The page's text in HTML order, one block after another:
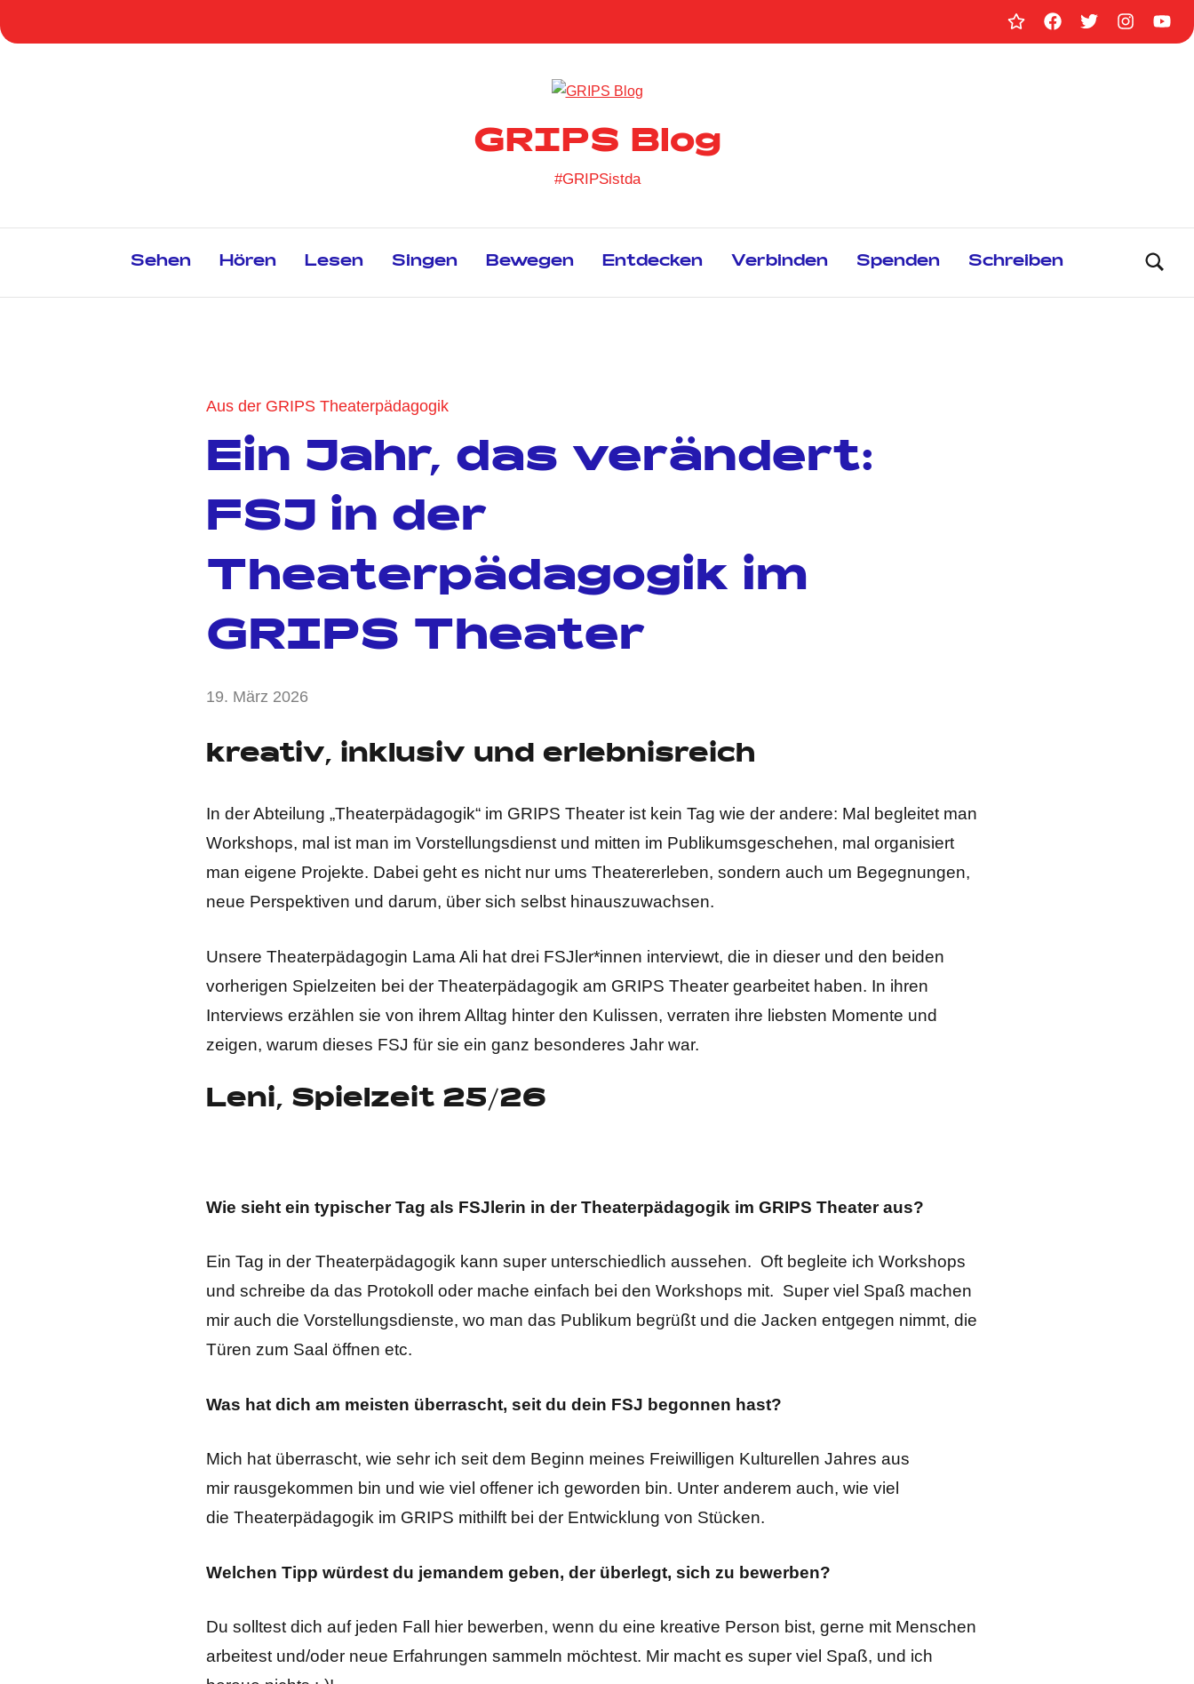
Inhalt
Homepage
GRIPS
Facebook
Twitter
GRIPS Blog
#GRIPSistda
Sehen Hören Lesen Singen Bewegen Entdecken Verbinden Spenden Schreiben
Aus der GRIPS Theaterpädagogik
Ein Jahr, das verändert:
FSJ in der
Theaterpädagogik im
GRIPS Theater
von
Ali
19. März 2026
kreativ, inklusiv und erlebnisreich
In der Abteilung „Theaterpädagogik“ im GRIPS Theater ist kein Tag wie der andere: Mal begleitet man
Workshops, mal ist man im Vorstellungsdienst und mitten im Publikumsgeschehen, mal organisiert
man eigene Projekte. Dabei geht es nicht nur ums Theatererleben, sondern auch um Begegnungen,
neue Perspektiven und darum, über sich selbst hinauszuwachsen.
Unsere Theaterpädagogin Lama Ali hat drei FSJler*innen interviewt, die in dieser und den beiden
vorherigen Spielzeiten bei der Theaterpädagogik am GRIPS Theater gearbeitet haben. In ihren
Interviews erzählen sie von ihrem Alltag hinter den Kulissen, verraten ihre liebsten Momente und
zeigen, warum dieses FSJ für sie ein ganz besonderes Jahr war.
Leni, Spielzeit 25/26
Wie sieht ein typischer Tag als FSJlerin in der Theaterpädagogik im GRIPS Theater aus?
Ein Tag in der Theaterpädagogik kann super unterschiedlich aussehen. Oft begleite ich Workshops
und schreibe da das Protokoll oder mache einfach bei den Workshops mit. Super viel Spaß machen
mir auch die Vorstellungsdienste, wo man das Publikum begrüßt und die Jacken entgegen nimmt, die
Türen zum Saal öffnen etc.
Was hat dich am meisten überrascht, seit du dein FSJ begonnen hast?
Mich hat überrascht, wie sehr ich seit dem Beginn meines Freiwilligen Kulturellen Jahres aus
mir rausgekommen bin und wie viel offener ich geworden bin. Unter anderem auch, wie viel
die Theaterpädagogik im GRIPS mithilft bei der Entwicklung von Stücken.
Welchen Tipp würdest du jemandem geben, der überlegt, sich zu bewerben?
Du solltest dich auf jeden Fall hier bewerben, wenn du eine kreative Person bist, gerne mit Menschen
arbeitest und/oder neue Erfahrungen sammeln möchtest. Mir macht es super viel Spaß, und ich